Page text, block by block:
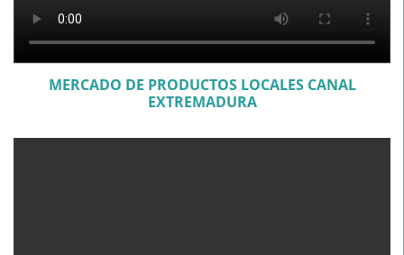
MERCADO DE PRODUCTOS LOCALES CANAL
EXTREMADURA